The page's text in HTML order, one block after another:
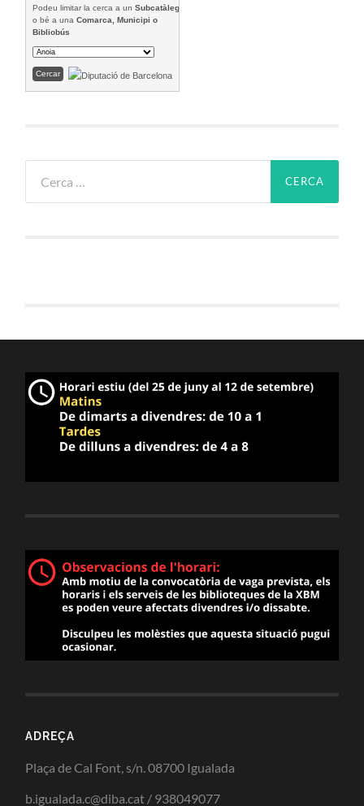
Podeu limitar la cerca a unSubcatàleg
o bé a unaComarca, Municipi o
Bibliobús
ADREÇA
Plaça de Cal Font, s/n. 08700 Igualada
b.igualada.c@diba.cat / 938049077